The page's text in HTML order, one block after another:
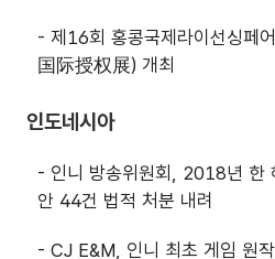
- 제16회 홍콩국제라이선싱페
国际授权展) 개최
인도네시아
- 인니 방송위원회, 2018년 한
안 44건 법적 처분 내려
- CJ E&M, 인니 최초 게임 원